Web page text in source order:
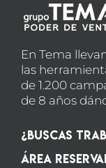
En Tema
las
de 1.200
de 8 años
¿Buscas
Área